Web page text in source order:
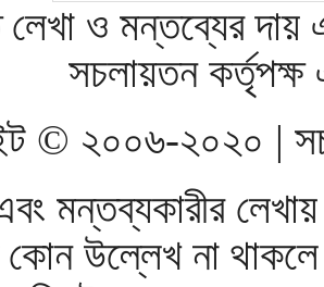
ও মন্তব্যের দায়
সচলায়তন
© ২০০৬-২০২০ |
মন্তব্যকারীর
কোন উল্লেখ না